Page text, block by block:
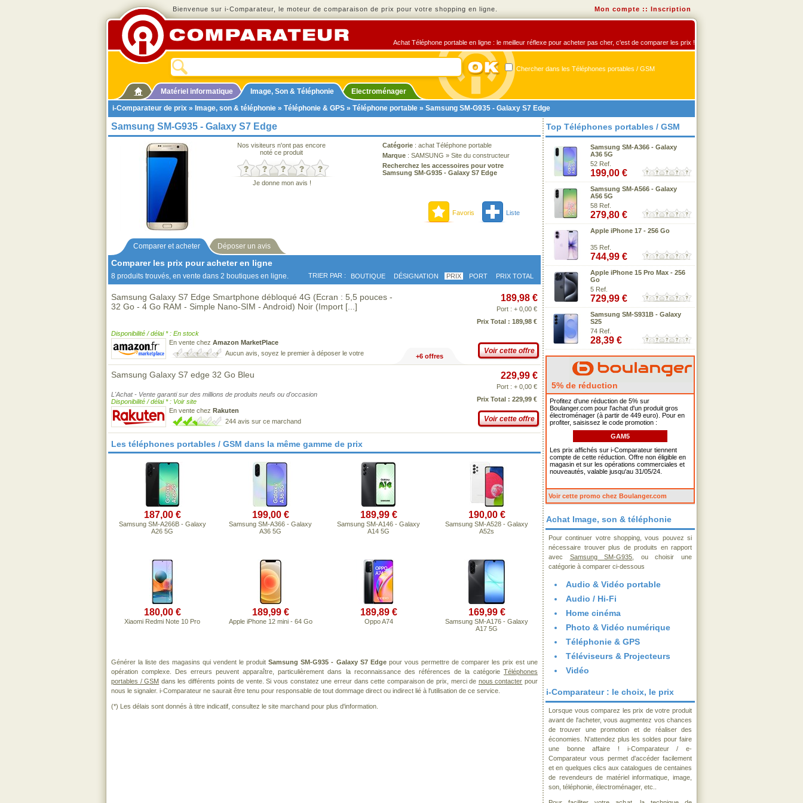
Bienvenue sur i-Comparateur, le moteur de comparaison de prix pour votre shopping en ligne. Mon compte :: Inscription
Achat Téléphone portable en ligne : le meilleur réflexe pour acheter pas cher, c'est de comparer les prix !
Chercher dans les Téléphones portables / GSM
Matériel informatique Image, Son & Téléphonie
Electroménager
i-Comparateur de prix » Image, son & téléphonie » Téléphonie & GPS » Téléphone portable » Samsung SM-G935 - Galaxy S7 Edge
Samsung SM-G935 - Galaxy S7 Edge
Nos visiteurs n'ont pas encore
noté ce produit
Je donne mon avis !
Catégorie : achat Téléphone portable
Marque : SAMSUNG » Site du constructeur
Recherchez les accessoires pour votre
Samsung SM-G935 - Galaxy S7 Edge
Favoris Liste
Comparer et acheter Déposer un avis
Comparer les prix pour acheter en ligne
8 produits trouvés, en vente dans 2 boutiques en ligne. TRIER PAR : BOUTIQUE DÉSIGNATION PRIX PORT PRIX TOTAL
Samsung Galaxy S7 Edge Smartphone débloqué 4G (Ecran : 5,5 pouces -
32 Go - 4 Go RAM - Simple Nano-SIM - Android) Noir (Import [...]
Disponibilité / délai * : En stock
En vente chez Amazon MarketPlace
Aucun avis, soyez le premier à déposer le votre
189,98 €
Port : + 0,00 €
Prix Total : 189,98 €
Voir cette offre
+6 offres
Samsung Galaxy S7 edge 32 Go Bleu
L'Achat - Vente garanti sur des millions de produits neufs ou d'occasion
Disponibilité / délai * : Voir site
En vente chez Rakuten
244 avis sur ce marchand
229,99 €
Port : + 0,00 €
Prix Total : 229,99 €
Voir cette offre
Les téléphones portables / GSM dans la même gamme de prix
187,00 €
Samsung SM-A266B - Galaxy
A26 5G
199,00 €
Samsung SM-A366 - Galaxy
A36 5G
189,99 €
Samsung SM-A146 - Galaxy
A14 5G
190,00 €
Samsung SM-A528 - Galaxy
A52s
180,00 €
Xiaomi Redmi Note 10 Pro
189,99 €
Apple iPhone 12 mini - 64 Go
189,89 €
Oppo A74
169,99 €
Samsung SM-A176 - Galaxy
A17 5G
Générer la liste des magasins qui vendent le produitSamsung SM-G935 - Galaxy S7 Edgepour vous permettre de comparer les prix est une
opération complexe. Des erreurs peuvent apparaître, particulièrement dans la reconnaissance des références de la catégorie Téléphones
portables / GSM dans les différents points de vente. Si vous constatez une erreur dans cette comparaison de prix, merci de nous contacter pour
nous le signaler. i-Comparateur ne saurait être tenu pour responsable de tout dommage direct ou indirect lié à l'utilisation de ce service.
(*) Les délais sont donnés à titre indicatif, consultez le site marchand pour plus d'information.
Top Téléphones portables / GSM
Samsung SM-A366 - Galaxy
A36 5G
52 Ref.
199,00 €
Samsung SM-A566 - Galaxy
A56 5G
58 Ref.
279,80 €
Apple iPhone 17 - 256 Go
35 Ref.
744,99 €
Apple iPhone 15 Pro Max - 256
Go
5 Ref.
729,99 €
Samsung SM-S931B - Galaxy
S25
74 Ref.
28,39 €
5% de réduction
Profitez d'une réduction de 5% sur
Boulanger.com pour l'achat d'un produit gros
électroménager (à partir de 449 euro). Pour en
profiter, saisissez le code promotion :
GAM5
Les prix affichés sur i-Comparateur tiennent
compte de cette réduction. Offre non éligible en
magasin et sur les opérations commerciales et
nouveautés, valable jusqu'au 31/05/24.
Voir cette promo chez Boulanger.com
Achat Image, son & téléphonie
Pour continuer votre shopping, vous pouvez si
nécessaire trouver plus de produits en rapport
avec Samsung SM-G935 , ou choisir une
catégorie à comparer ci-dessous
Audio & Vidéo portable
Audio / Hi-Fi
Home cinéma
Photo & Vidéo numérique
Téléphonie & GPS
Téléviseurs & Projecteurs
Vidéo
i-Comparateur : le choix, le prix
Lorsque vous comparez les prix de votre produit
avant de l'acheter, vous augmentez vos chances
de trouver une promotion et de réaliser des
économies. N'attendez plus les soldes pour faire
une bonne affaire ! i-Comparateur / e-
Comparateur vous permet d'accéder facilement
et en quelques clics aux catalogues de centaines
de revendeurs de matériel informatique, image,
son, téléphonie, électroménager, etc..